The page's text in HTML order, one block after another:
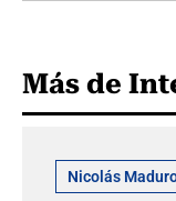
Más de
Nicolás